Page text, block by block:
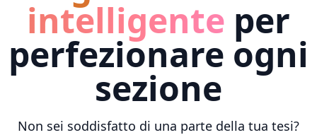
intelligente per
perfezionare ogni
sezione
Non sei soddisfatto di una parte della tua tesi?